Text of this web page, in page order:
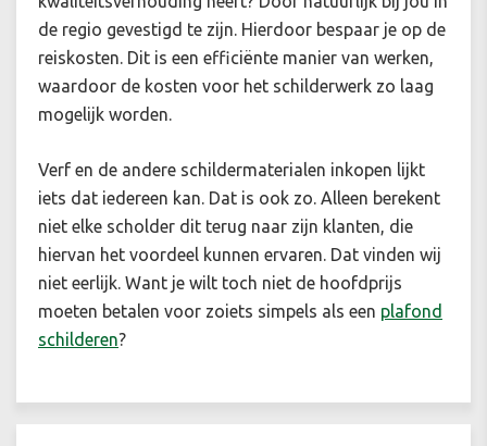
de regio gevestigd te zijn. Hierdoor bespaar je op de
reiskosten. Dit is een efficiënte manier van werken,
waardoor de kosten voor het schilderwerk zo laag
mogelijk worden.
Verf en de andere schildermaterialen inkopen lijkt
iets dat iedereen kan. Dat is ook zo. Alleen berekent
niet elke scholder dit terug naar zijn klanten, die
hiervan het voordeel kunnen ervaren. Dat vinden wij
niet eerlijk. Want je wilt toch niet de hoofdprijs
moeten betalen voor zoiets simpels als een plafond
schilderen?